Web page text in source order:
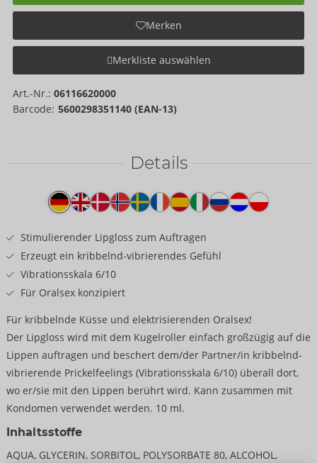
Merken
Merkliste auswählen
Art.-Nr.: 06116620000
Barcode: 5600298351140 (EAN-13)
Details
Produkttext
Stimulierender Lipgloss zum Auftragen
Erzeugt ein kribbelnd-vibrierendes Gefühl
Vibrationsskala 6/10
Für Oralsex konzipiert
Für kribbelnde Küsse und elektrisierenden Oralsex!
Der Lipgloss wird mit dem Kugelroller einfach großzügig auf die
Lippen auftragen und beschert dem/der Partner/in kribbelnd-
vibrierende Prickelfeelings (Vibrationsskala 6/10) überall dort,
wo er/sie mit den Lippen berührt wird. Kann zusammen mit
Kondomen verwendet werden. 10 ml.
Inhaltsstoffe
AQUA, GLYCERIN, SORBITOL, POLYSORBATE 80, ALCOHOL,